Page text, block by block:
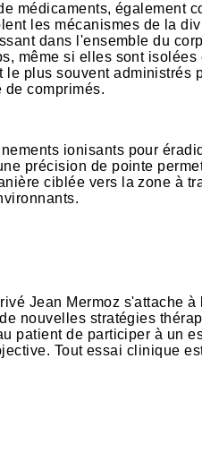
médicaments, également
les mécanismes de la
dans l'ensemble du
même si elles sont
plus souvent administrés
comprimés.
ionisants pour
précision de pointe
ciblée vers la zone à
Jean Mermoz s'attache à
nouvelles stratégies
patient de participer à un
Tout essai clinique